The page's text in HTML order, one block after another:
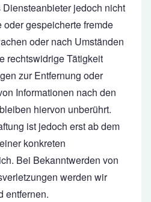
jedoch nicht
gespeicherte fremde
oder nach Umständen
rechtswidrige Tätigkeit
zur Entfernung oder
Informationen nach den
hiervon unberührt.
ist jedoch erst ab dem
konkreten
Bei Bekanntwerden von
werden wir
entfernen.